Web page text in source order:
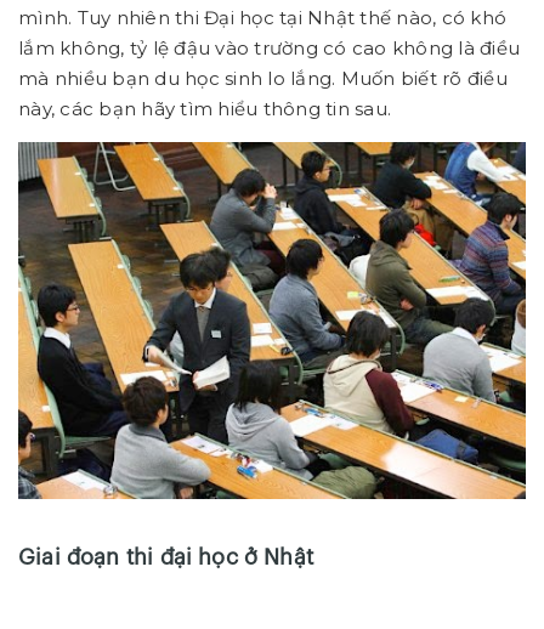
mình. Tuy nhiên thi Đại học tại Nhật thế nào, có khó
lắm không, tỷ lệ đậu vào trường có cao không là điều
mà nhiều bạn du học sinh lo lắng. Muốn biết rõ điều
này, các bạn hãy tìm hiểu thông tin sau.
Giai đoạn thi đại học ở Nhật